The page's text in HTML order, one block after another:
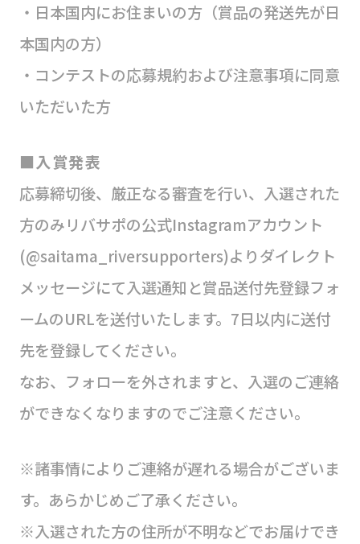
・日本国内にお住まいの方（賞品の発送先が日
本国内の方）
・コンテストの応募規約および注意事項に同意
いただいた方
■入賞発表
応募締切後、厳正なる審査を行い、入選された
方のみリバサポの公式Instagramアカウント
(@saitama_riversupporters)よりダイレクト
メッセージにて入選通知と賞品送付先登録フォ
ームのURLを送付いたします。7日以内に送付
先を登録してください。
なお、フォローを外されますと、入選のご連絡
ができなくなりますのでご注意ください。
※諸事情によりご連絡が遅れる場合がございま
す。あらかじめご了承ください。
※入選された方の住所が不明などでお届けでき